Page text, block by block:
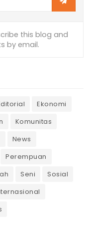
Ekonomi
Komunitas
News
Perempuan
Seni
Sosial